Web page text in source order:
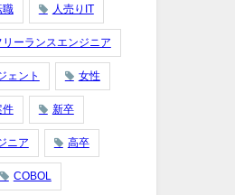
職 人売りIT
リーランスエンジニア
ェント 女性
件 新卒
ニア 高卒
COBOL